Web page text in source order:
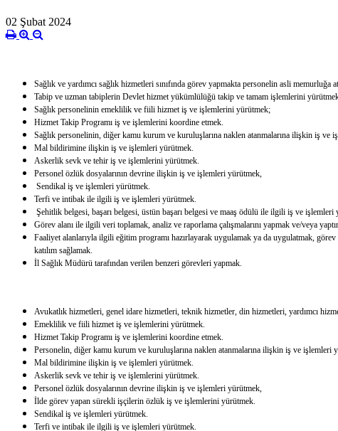
02 Şubat 2024
Sağlık ve yardımcı sağlık hizmetleri sınıfında görev yapmakta personelin asli
Tabip ve uzman tabiplerin Devlet hizmet yükümlülüğü takip ve tamam işlemlerini
Sağlık personelinin emeklilik ve fiili hizmet iş ve işlemlerini yürütmek;
Hizmet Takip Programı iş ve işlemlerini koordine etmek.
Sağlık personelinin, diğer kamu kurum ve kuruluşlarına naklen atanmalarına ilişkin iş ve
Mal bildirimine ilişkin iş ve işlemleri yürütmek.
Askerlik sevk ve tehir iş ve işlemlerini yürütmek.
Personel özlük dosyalarının devrine ilişkin iş ve işlemleri yürütmek,
Sendikal iş ve işlemleri yürütmek.
Terfi ve intibak ile ilgili iş ve işlemleri yürütmek.
Şehitlik belgesi, başarı belgesi, üstün başarı belgesi ve maaş ödülü ile ilgili iş ve işlemleri
Görev alanı ile ilgili veri toplamak, analiz ve raporlama çalışmalarını yapmak ve/veya
Faaliyet alanlarıyla ilgili eğitim programı hazırlayarak uygulamak ya da uygulatmak,
katılım sağlamak.
İl Sağlık Müdürü tarafından verilen benzeri görevleri yapmak.
Avukatlık hizmetleri, genel idare hizmetleri, teknik hizmetler, din hizmetleri, yardımcı
Emeklilik ve fiili hizmet iş ve işlemlerini yürütmek.
Hizmet Takip Programı iş ve işlemlerini koordine etmek.
Personelin, diğer kamu kurum ve kuruluşlarına naklen atanmalarına ilişkin iş ve işlemleri
Mal bildirimine ilişkin iş ve işlemleri yürütmek.
Askerlik sevk ve tehir iş ve işlemlerini yürütmek.
Personel özlük dosyalarının devrine ilişkin iş ve işlemleri yürütmek,
İlde görev yapan sürekli işçilerin özlük iş ve işlemlerini yürütmek.
Sendikal iş ve işlemleri yürütmek.
Terfi ve intibak ile ilgili iş ve işlemleri yürütmek.